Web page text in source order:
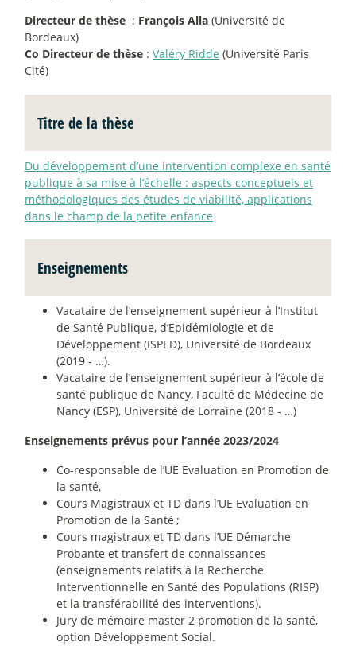
Directeur de thèse : François Alla (Université de
Bordeaux)
Co Directeur de thèse : Valéry Ridde (Université Paris
Cité)
Titre de la thèse
Du développement d’une intervention complexe en santé
publique à sa mise à l’échelle : aspects conceptuels et
méthodologiques des études de viabilité, applications
dans le champ de la petite enfance
Enseignements
Vacataire de l’enseignement supérieur à l’Institut
de Santé Publique, d’Epidémiologie et de
Développement (ISPED), Université de Bordeaux
(2019 - …).
Vacataire de l’enseignement supérieur à l’école de
santé publique de Nancy, Faculté de Médecine de
Nancy (ESP), Université de Lorraine (2018 - …)
Enseignements prévus pour l’année 2023/2024
Co-responsable de l’UE Evaluation en Promotion de
la santé,
Cours Magistraux et TD dans l’UE Evaluation en
Promotion de la Santé ;
Cours magistraux et TD dans l’UE Démarche
Probante et transfert de connaissances
(enseignements relatifs à la Recherche
Interventionnelle en Santé des Populations (RISP)
et la transférabilité des interventions).
Jury de mémoire master 2 promotion de la santé,
option Développement Social.